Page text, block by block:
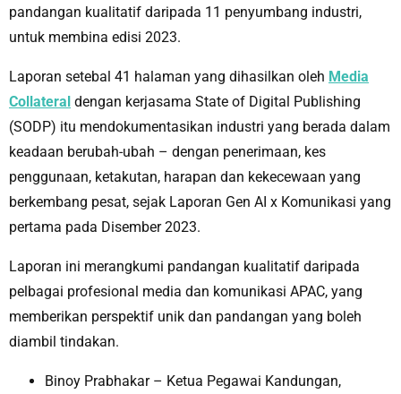
pandangan kualitatif daripada 11 penyumbang industri,
untuk membina edisi 2023.
Laporan setebal 41 halaman yang dihasilkan oleh Media
Collateral dengan kerjasama State of Digital Publishing
(SODP) itu mendokumentasikan industri yang berada dalam
keadaan berubah-ubah – dengan penerimaan, kes
penggunaan, ketakutan, harapan dan kekecewaan yang
berkembang pesat, sejak Laporan Gen AI x Komunikasi yang
pertama pada Disember 2023.
Laporan ini merangkumi pandangan kualitatif daripada
pelbagai profesional media dan komunikasi APAC, yang
memberikan perspektif unik dan pandangan yang boleh
diambil tindakan.
Binoy Prabhakar – Ketua Pegawai Kandungan,